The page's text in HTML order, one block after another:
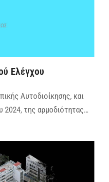
Ελέγχου
Αυτοδιοίκησης, και
2024, της αρμοδιότητας…